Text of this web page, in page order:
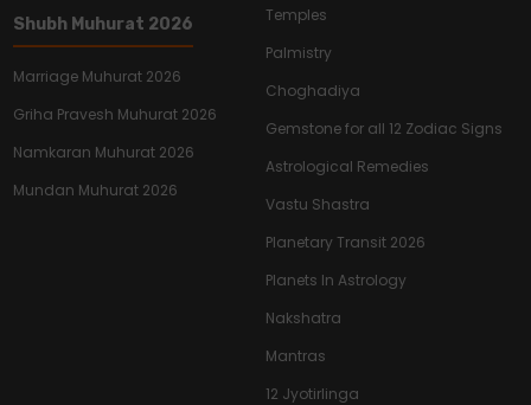
Shubh Muhurat 2026
Marriage Muhurat 2026
Griha Pravesh Muhurat 2026
Namkaran Muhurat 2026
Mundan Muhurat 2026
Temples
Palmistry
Choghadiya
Gemstone for all 12 Zodiac Signs
Astrological Remedies
Vastu Shastra
Planetary Transit 2026
Planets In Astrology
Nakshatra
Mantras
12 Jyotirlinga